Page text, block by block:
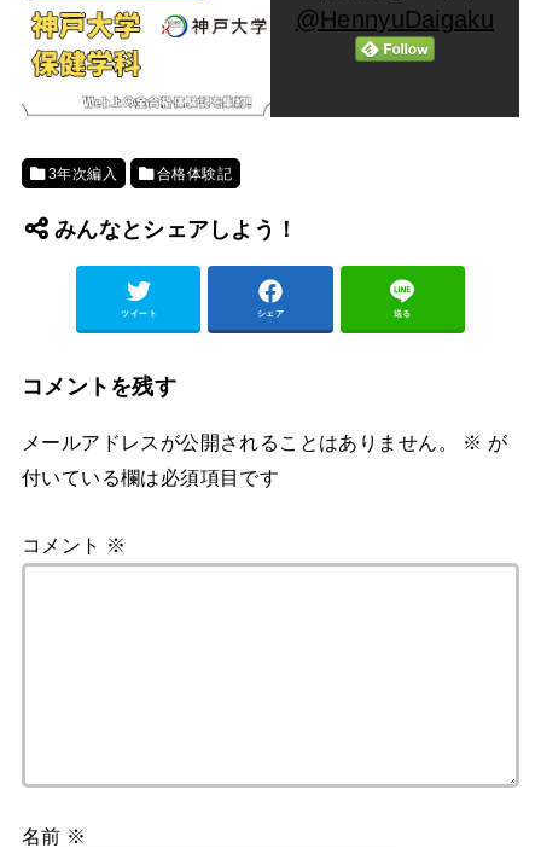
@HennyuDaigaku
3年次編入 合格体験記
みんなとシェアしよう！
ツイート シェア 送る
コメントを残す
メールアドレスが公開されることはありません。 ※ が
付いている欄は必須項目です
コメント ※
名前 ※